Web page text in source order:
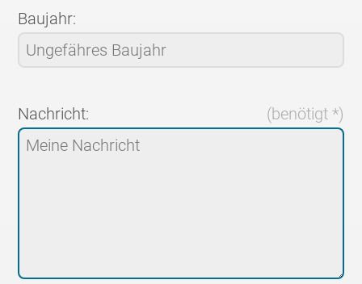
Baujahr:
Nachricht: (benötigt *)